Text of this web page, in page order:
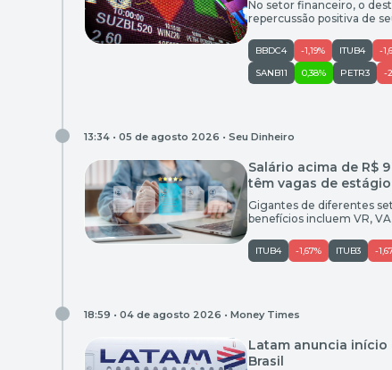
No setor financeiro, o
repercussão positiva de
BBDC4 -1,19% ITUB4 -
SANB11
0,38% PETR3 -
13:34 • 05 de agosto 2026 • Seu Dinheiro
Salário acima de R$
têm vagas de
Gigantes de diferentes
benefícios incluem VR,
ITUB4 -1,67% ITUB3 -
18:59 • 04 de agosto 2026 • Money Times
Latam anuncia início
Brasil